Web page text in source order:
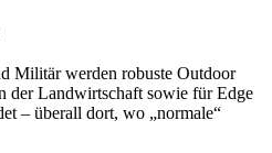
Militär werden robuste Outdoor
der Landwirtschaft sowie für Edge
– überall dort, wo „normale“